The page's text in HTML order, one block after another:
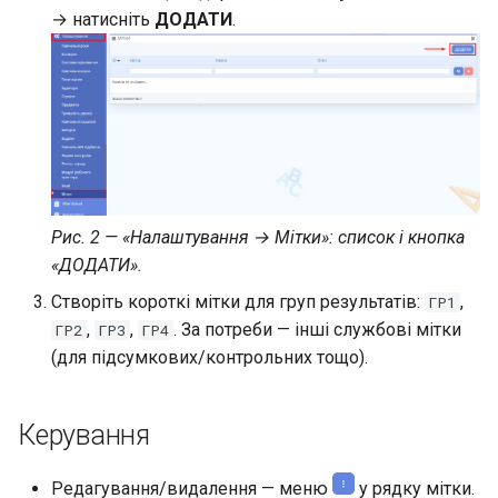
облікового запису батьків
Мережа класів
Реєстрації на програми
Родинні зв'язки
Акаунти Stripe
Підписки на програми
Шаблони реєстрації
Дашборд віджет програм
Шаблони робочих
просторів
Створення користувачем
нового робочого простору
Шкільне харчування
Перенаправлення після
входу в обліковий запис
Управління доступами
адміністрацією закладу
Сповіщення
→ натисніть ДОДАТИ.
Рис. 2 — «Налаштування → Мітки»: список і кнопка
«ДОДАТИ».
Створіть короткі мітки для груп результатів: ГР1 ,
ГР2 , ГР3 , ГР4 . За потреби — інші службові мітки
(для підсумкових/контрольних тощо).
Керування
Редагування/видалення — меню у рядку мітки.